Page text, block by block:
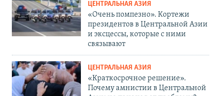
ЦЕНТРАЛЬНАЯ АЗИЯ
«Очень помпезно». Кортежи
президентов в Центральной Азии
и эксцессы, которые с ними
связывают
ЦЕНТРАЛЬНАЯ АЗИЯ
«Краткосрочное решение».
Почему амнистии в Центральной